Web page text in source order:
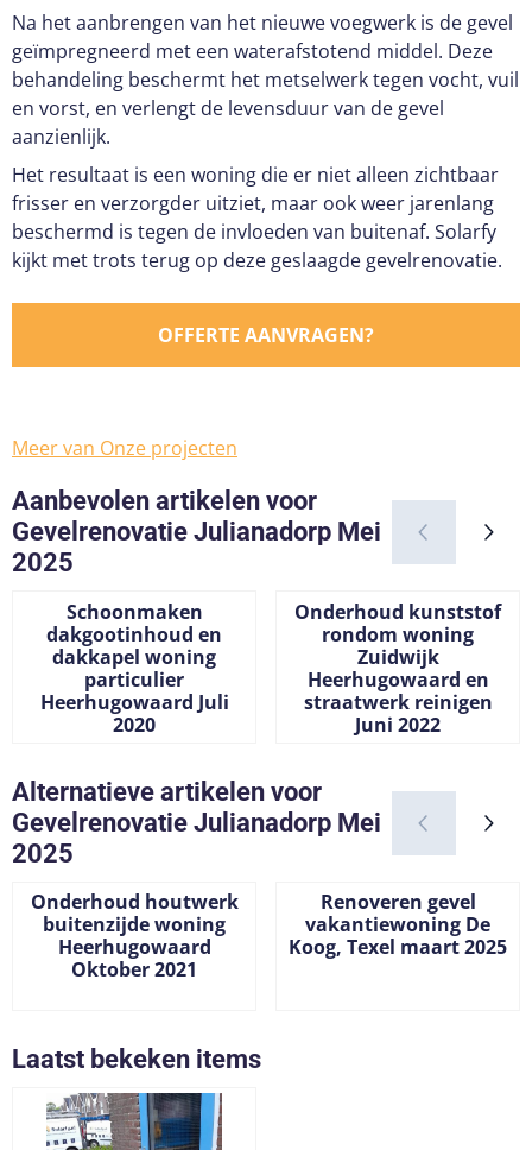
Na het aanbrengen van het nieuwe voegwerk is de gevel
geïmpregneerd met een waterafstotend middel. Deze
behandeling beschermt het metselwerk tegen vocht, vuil
en vorst, en verlengt de levensduur van de gevel
aanzienlijk.
Het resultaat is een woning die er niet alleen zichtbaar
frisser en verzorgder uitziet, maar ook weer jarenlang
beschermd is tegen de invloeden van buitenaf. Solarfy
kijkt met trots terug op deze geslaagde gevelrenovatie.
OFFERTE AANVRAGEN?
Meer van Onze projecten
Aanbevolen artikelen voor
Gevelrenovatie Julianadorp Mei
2025
Schoonmaken
dakgootinhoud en
dakkapel woning
particulier
Heerhugowaard Juli
2020
Onderhoud kunststof
rondom woning
Zuidwijk
Heerhugowaard en
straatwerk reinigen
Juni 2022
Alternatieve artikelen voor
Gevelrenovatie Julianadorp Mei
2025
Onderhoud houtwerk
buitenzijde woning
Heerhugowaard
Oktober 2021
Renoveren gevel
vakantiewoning De
Koog, Texel maart 2025
Laatst bekeken items